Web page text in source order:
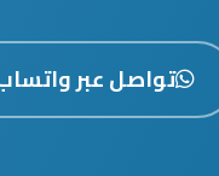
تواصل عبر